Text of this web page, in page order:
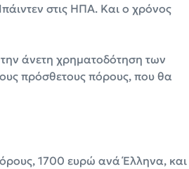
στις ΗΠΑ. Και ο χρόνος
άνετη χρηματοδότηση των
πρόσθετους πόρους, που θα
1700 ευρώ ανά Έλληνα, και